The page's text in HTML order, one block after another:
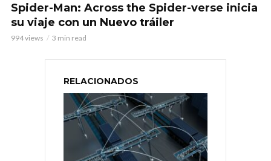
Spider-Man: Across the Spider-verse inicia
su viaje con un Nuevo tráiler
994 views 3 min read
RELACIONADOS